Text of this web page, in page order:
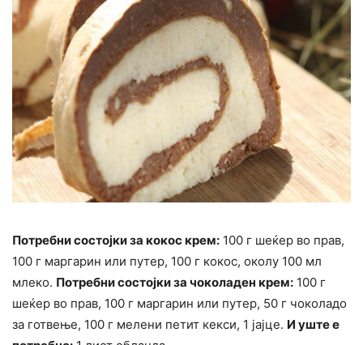
Потребни состојки за кокос крем: 100 г шеќер во прав,
100 г маргарин или путер, 100 г кокос, околу 100 мл
млеко. Потребни состојки за чоколаден крем: 100 г
шеќер во прав, 100 г маргарин или путер, 50 г чоколадо
за готвење, 100 г мелени петит кекси, 1 јајце. И уште е